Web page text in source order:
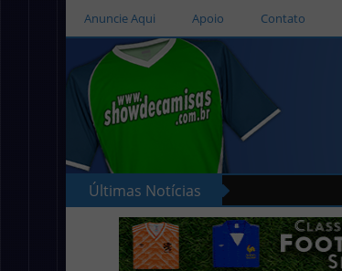
Anuncie Aqui Apoio Contato
Últimas Notícias